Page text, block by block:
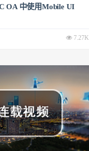
OA 中使用Mobile UI
7.27K